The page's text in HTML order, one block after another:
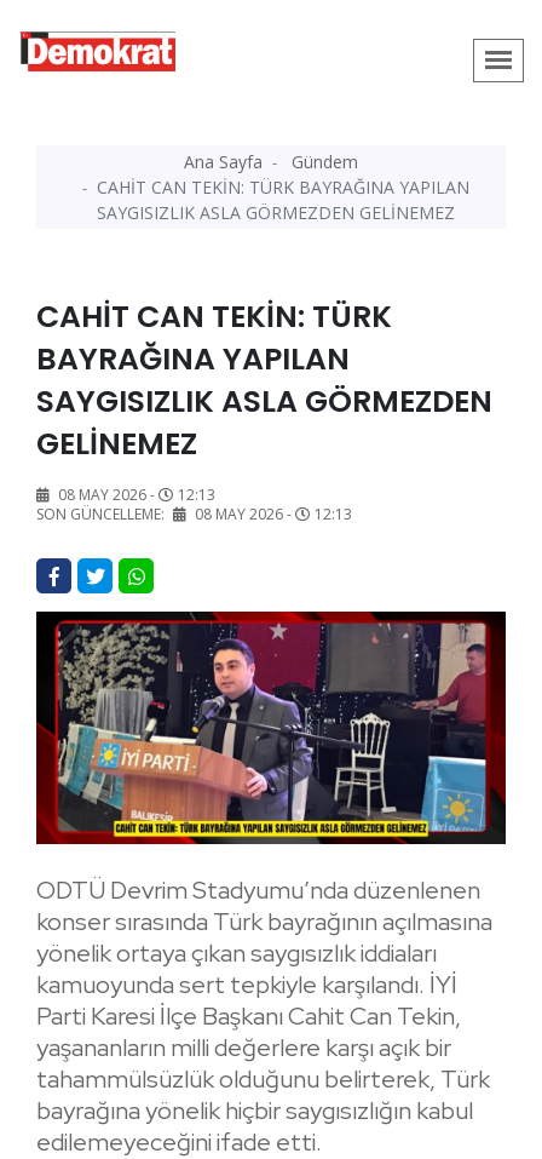
Ana Sayfa
Gündem
CAHİT CAN TEKİN: TÜRK BAYRAĞINA YAPILAN
SAYGISIZLIK ASLA GÖRMEZDEN GELİNEMEZ
CAHİT CAN TEKİN: TÜRK
BAYRAĞINA YAPILAN
SAYGISIZLIK ASLA GÖRMEZDEN
GELİNEMEZ
08 MAY 2026 -
12:13
SON GÜNCELLEME:
08 MAY 2026 - 12:13
ODTÜ Devrim Stadyumu’nda düzenlenen
konser sırasında Türk bayrağının açılmasına
yönelik ortaya çıkan saygısızlık iddiaları
kamuoyunda sert tepkiyle karşılandı. İYİ
Parti Karesi İlçe Başkanı Cahit Can Tekin,
yaşananların milli değerlere karşı açık bir
tahammülsüzlük olduğunu belirterek, Türk
bayrağına yönelik hiçbir saygısızlığın kabul
edilemeyeceğini ifade etti.